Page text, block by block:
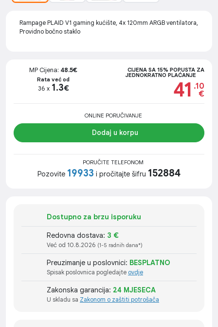
Rampage PLAID V1 gaming kućište, 4x 120mm ARGB ventilatora,
Providno bočno staklo
MP Cijena: 48.5€
Rata već od
36 x 1.3€
CIJENA SA 15% POPUSTA ZA
JEDNOKRATNO PLAĆANJE
41 .10
€
ONLINE PORUČIVANJE
Dodaj u korpu
PORUČITE TELEFONOM
Pozovite 19933 i pročitajte šifru 152884
Dostupno za brzu isporuku
Redovna dostava: 3 €
Već od 10.8.2026 (1-5 radnih dana*)
Preuzimanje u poslovnici: BESPLATNO
Spisak poslovnica pogledajte ovdje
Zakonska garancija: 24 MJESECA
U skladu sa Zakonom o zaštiti potrošača